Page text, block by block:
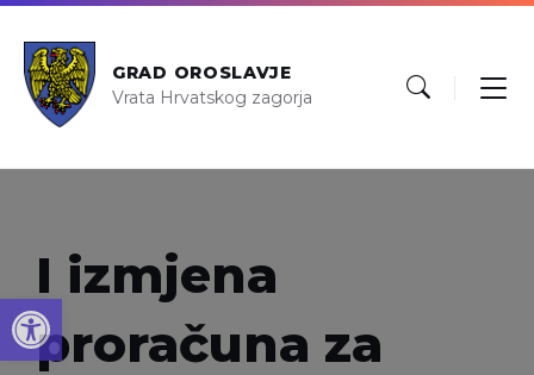
Open toolbar
GRAD OROSLAVJE
Vrata Hrvatskog zagorja
I izmjena
proračuna za